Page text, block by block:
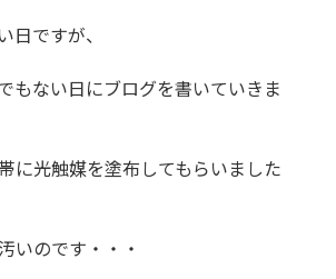
日ですが、
もない日にブログを書いていきま
に光触媒を塗布してもらいました
いのです・・・